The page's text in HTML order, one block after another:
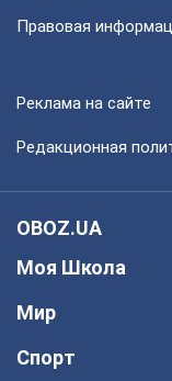
Правовая
Реклама на сайте
Редакционная
OBOZ.UA
Моя Школа
Мир
Спорт